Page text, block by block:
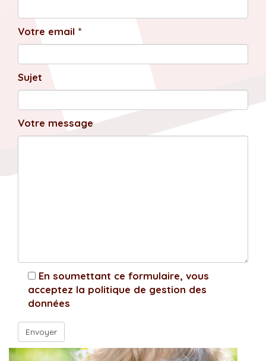
Votre email *
Sujet
Votre message
En soumettant ce formulaire, vous
acceptez la politique de gestion des
données